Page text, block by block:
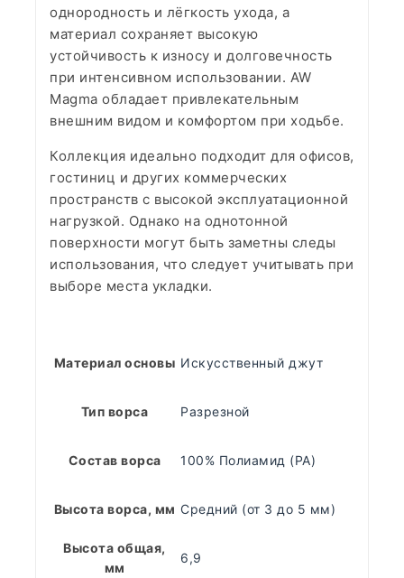
однородность и лёгкость ухода, а
материал сохраняет высокую
устойчивость к износу и долговечность
при интенсивном использовании. AW
Magma обладает привлекательным
внешним видом и комфортом при ходьбе.
Коллекция идеально подходит для офисов,
гостиниц и других коммерческих
пространств с высокой эксплуатационной
нагрузкой. Однако на однотонной
поверхности могут быть заметны следы
использования, что следует учитывать при
выборе места укладки.
Материал основы Искусственный джут
Тип ворса Разрезной
Состав ворса 100% Полиамид (PA)
Высота ворса, мм Средний (от 3 до 5 мм)
Высота общая,
мм
6,9